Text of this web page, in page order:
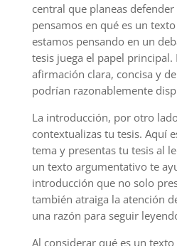
central que planeas
pensamos en qué es un
estamos pensando en un
tesis juega el papel principal.
afirmación clara, concisa y
podrían razonablemente
La introducción, por otro
contextualizas tu tesis. Aquí
tema y presentas tu tesis al
un texto argumentativo te
introducción que no solo
también atraiga la atención
una razón para seguir
Al considerar qué es un